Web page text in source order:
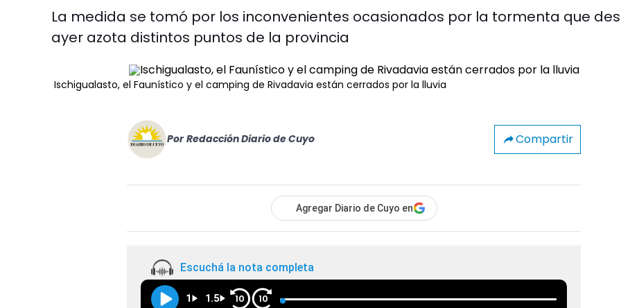
La medida se tomó por los inconvenientes ocasionados por la tormenta que
ayer azota distintos puntos de la provincia
Ischigualasto, el Faunístico y el camping de Rivadavia están cerrados por la lluvia
Por Redacción Diario de Cuyo Compartir
Agregar Diario de Cuyo en
Escuchá la nota completa
1 1.5 10 10